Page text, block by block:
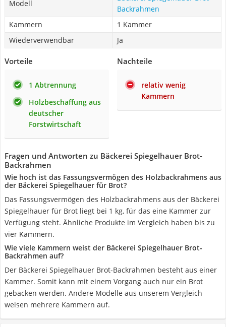
Modell
Backrahmen
Kammern
1 Kammer
Wiederverwendbar
Ja
Vorteile
1 Abtrennung
Holzbeschaffung aus
deutscher
Forstwirtschaft
Nachteile
relativ wenig
Kammern
Fragen und Antworten zu Bäckerei Spiegelhauer Brot-
Backrahmen
Wie hoch ist das Fassungsvermögen des Holzbackrahmens aus
der Bäckerei Spiegelhauer für Brot?
Das Fassungsvermögen des Holzbackrahmens aus der Bäckerei
Spiegelhauer für Brot liegt bei 1 kg, für das eine Kammer zur
Verfügung steht. Ähnliche Produkte im Vergleich haben bis zu
vier Kammern.
Wie viele Kammern weist der Bäckerei Spiegelhauer Brot-
Backrahmen auf?
Der Bäckerei Spiegelhauer Brot-Backrahmen besteht aus einer
Kammer. Somit kann mit einem Vorgang auch nur ein Brot
gebacken werden. Andere Modelle aus unserem Vergleich
weisen mehrere Kammern auf.